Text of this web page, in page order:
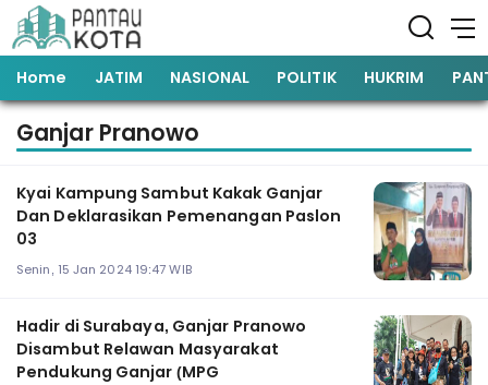
Home JATIM NASIONAL POLITIK HUKRIM
Ganjar Pranowo
Kyai Kampung Sambut Kakak Ganjar
Dan Deklarasikan Pemenangan Paslon
03
Senin, 15 Jan 2024 19:47 WIB
Hadir di Surabaya, Ganjar Pranowo
Disambut Relawan Masyarakat
Pendukung Ganjar (MPG